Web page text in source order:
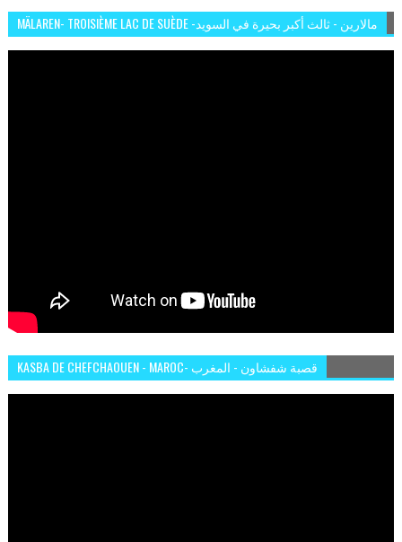
MÄLAREN- TROISIÈME LAC DE SUÈDE -مالارين - ثالث أكبر بحيرة في السويد
KASBA DE CHEFCHAOUEN - MAROC- قصبة شفشاون - المغرب